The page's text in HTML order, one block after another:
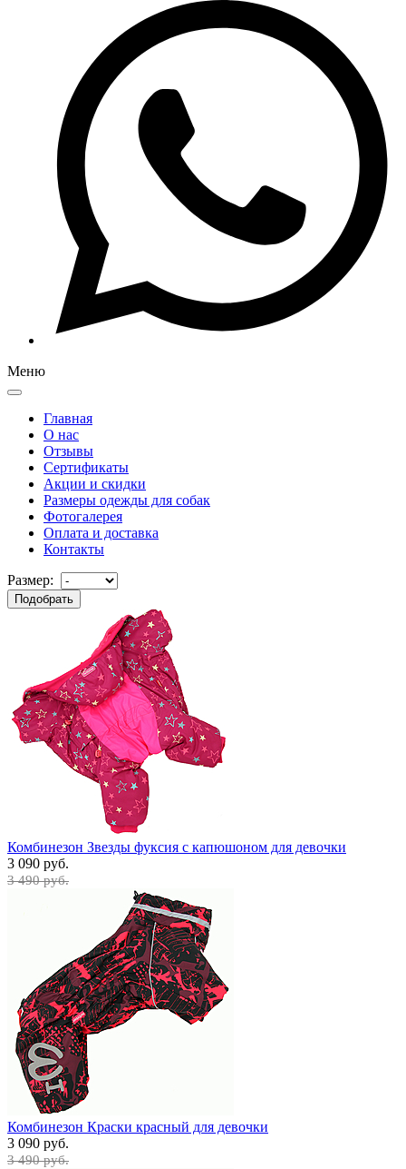
Меню
Главная
О нас
Отзывы
Сертификаты
Акции и скидки
Размеры одежды для собак
Фотогалерея
Оплата и доставка
Контакты
Размер:
Комбинезон Звезды фуксия с капюшоном для девочки
3 090 руб.
3 490 руб.
Комбинезон Краски красный для девочки
3 090 руб.
3 490 руб.